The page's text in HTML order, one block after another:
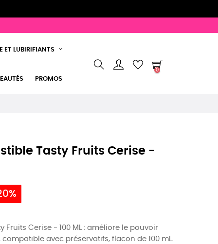
ET LUBIRIFIANTS
PROMOS
0
Tasty Fruits Cerise -
Fruits Cerise - 100 ML : améliore le pouvoir
avec préservatifs, flacon de 100 mL.